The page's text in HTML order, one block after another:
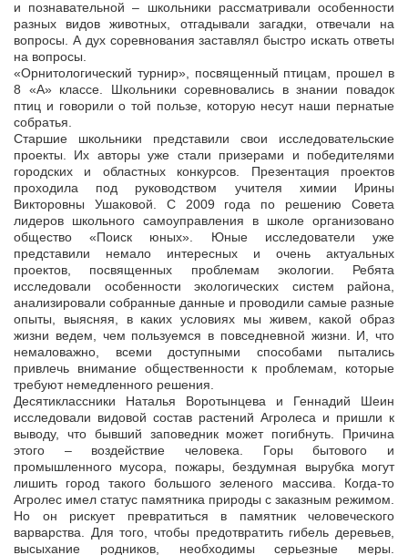
и познавательной – школьники рассматривали особенности
разных видов животных, отгадывали загадки, отвечали на
вопросы. А дух соревнования заставлял быстро искать ответы
на вопросы.
«Орнитологический турнир», посвященный птицам, прошел в
8 «А» классе. Школьники соревновались в знании повадок
птиц и говорили о той пользе, которую несут наши пернатые
собратья.
Старшие школьники представили свои исследовательские
проекты. Их авторы уже стали призерами и победителями
городских и областных конкурсов. Презентация проектов
проходила под руководством учителя химии Ирины
Викторовны Ушаковой. С 2009 года по решению Совета
лидеров школьного самоуправления в школе организовано
общество «Поиск юных». Юные исследователи уже
представили немало интересных и очень актуальных
проектов, посвященных проблемам экологии. Ребята
исследовали особенности экологических систем района,
анализировали собранные данные и проводили самые разные
опыты, выясняя, в каких условиях мы живем, какой образ
жизни ведем, чем пользуемся в повседневной жизни. И, что
немаловажно, всеми доступными способами пытались
привлечь внимание общественности к проблемам, которые
требуют немедленного решения.
Десятиклассники Наталья Воротынцева и Геннадий Шеин
исследовали видовой состав растений Агролеса и пришли к
выводу, что бывший заповедник может погибнуть. Причина
этого – воздействие человека. Горы бытового и
промышленного мусора, пожары, бездумная вырубка могут
лишить город такого большого зеленого массива. Когда-то
Агролес имел статус памятника природы с заказным режимом.
Но он рискует превратиться в памятник человеческого
варварства. Для того, чтобы предотвратить гибель деревьев,
высыхание родников, необходимы серьезные меры.